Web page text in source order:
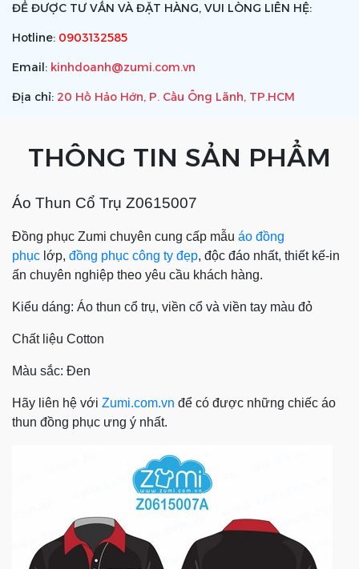
ĐỂ ĐƯỢC TƯ VẤN VÀ ĐẶT HÀNG, VUI LÒNG LIÊN HỆ:
Hotline: 0903132585
Email: kinhdoanh@zumi.com.vn
Địa chỉ: 20 Hồ Hảo Hớn, P. Cầu Ông Lãnh, TP.HCM
THÔNG TIN SẢN PHẨM
Áo Thun Cổ Trụ Z0615007
Đồng phục Zumi chuyên cung cấp mẫu áo đồng
phục lớp, đồng phục công ty đẹp, độc đáo nhất, thiết kế-in
ấn chuyên nghiệp theo yêu cầu khách hàng.
Kiểu dáng: Áo thun cổ trụ, viền cổ và viền tay màu đỏ
Chất liệu Cotton
Màu sắc: Đen
Hãy liên hệ với Zumi.com.vn để có được những chiếc áo
thun đồng phục ưng ý nhất.